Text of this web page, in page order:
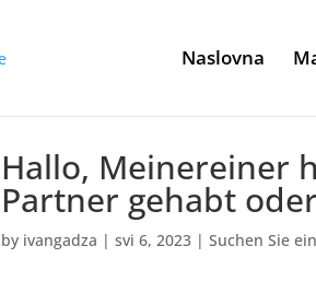
Naslovna
Hallo, Meinereiner
Partner gehabt
by ivangadza |svi 6, 2023 |Suchen Sie